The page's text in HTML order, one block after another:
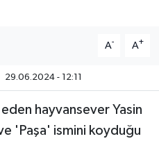
A- A+
29.06.2024 - 12:11
hayvansever Yasin
ve 'Paşa' ismini koyduğu